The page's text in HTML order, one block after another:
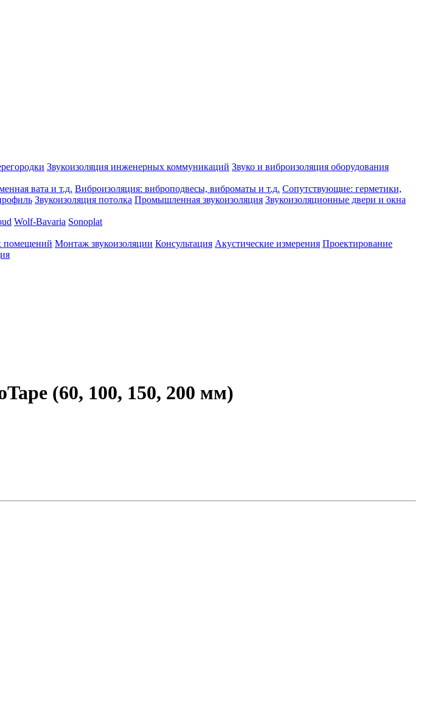
Звукоизоляция инженерных коммуникаций Звуко и виброизоляция оборудования
вата и т.д. Виброизоляция: виброподвесы, виброматы и т.д. Сопутствующие: герметики,
Звукоизоляция потолка Промышленная звукоизоляция Звукоизоляционные двери и окна
Wolf-Bavaria Sonoplat
помещений Монтаж звукоизоляции Консультация Акустические измерения Проектирование
(60, 100, 150, 200 мм)